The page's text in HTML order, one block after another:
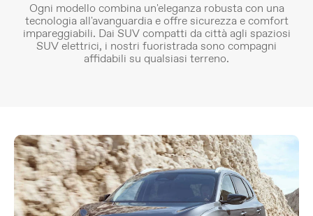
Ogni modello combina un'eleganza robusta con una
tecnologia all'avanguardia e offre sicurezza e comfort
impareggiabili. Dai SUV compatti da città agli spaziosi
SUV elettrici, i nostri fuoristrada sono compagni
affidabili su qualsiasi terreno.